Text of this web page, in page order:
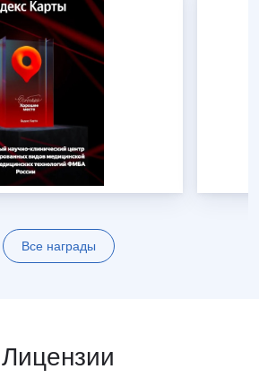
Все награды
Лицензии